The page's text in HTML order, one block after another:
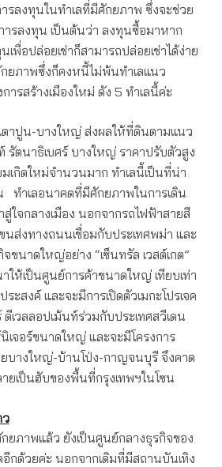
รลงทุนในทำเลที่มีศักยภาพ ซึ่งจะช่วย
ารลงทุน เป็นต้นว่า ลงทุนซื้อมาหาก
เพื่อปล่อยเช่าก็สามารถปล่อยเช่าได้ง่าย
กยภาพซึ่งก็คงหนี้ไม่พ้นทำเลแนว
ารสร้างเมืองใหม่ ดัง 5 ทำเลนี้ค่ะ
ตาปูน-บางใหญ่ ส่งผลให้ที่ดินตามแนว
รัตนาธิเบศร์ บางใหญ่ ราคาปรับตัวสูง
เกิดใหม่จำนวนมาก ทำเลนี้เป็นที่น่า
ทำเลอนาคตที่มีศักยภาพในการเดิน
สู่ใจกลางเมือง นอกจากรถไฟฟ้าสายสี
นส่งทางถนนเชื่อมกับประเทศพม่า และ
ขนาดใหญ่อย่าง “เซ็นทรัล เวสต์เกต”
ห้เป็นศูนย์การค้าขนาดใหญ่ เทียบเท่า
ะสงค์ และจะมีการเปิดตัวเมกะโปรเจค
เวลลอปเม้นท์ร่วมกับประเทศสวีเดน
นิเจอร์ขนาดใหญ่ และจะมีโครงการ
ยบางใหญ่-บ้านโป่ง-กาญจนบุรี จึงคาด
เป็นฮับของพื้นที่กรุงเทพฯในโซน
ว
ยภาพแล้ว ยังเป็นศูนย์กลางธุรกิจของ
กด้วยค่ะ นอกจากเดิมที่มีสถานบันเทิง